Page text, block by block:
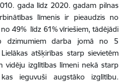
gada līdz 2020. gadam pilnas
līmenis ir pieaudzis no
49% līdz 61% vīriešiem, tādējādi
dzimumiem darba jomā no 5
atšķirības starp sievietēm
vidēju izglītības līmeni nekā starp
ieguvuši augstāko izglītību.